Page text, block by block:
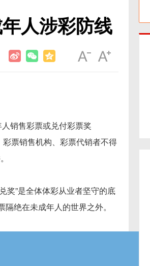
人涉彩防线
销售彩票或兑付彩票奖
票销售机构、彩票代销者不得
”是全体体彩从业者坚守的底
绝在未成年人的世界之外。